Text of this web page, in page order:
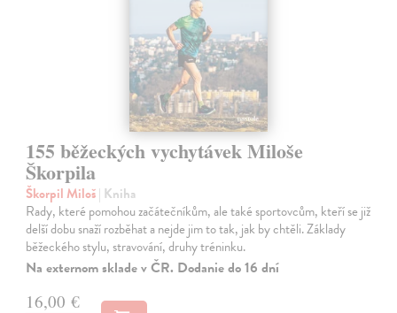
155 běžeckých vychytávek Miloše
Škorpila
Škorpil Miloš| Kniha
Rady, které pomohou začátečníkům, ale také sportovcům, kteří se již
delší dobu snaží rozběhat a nejde jim to tak, jak by chtěli. Základy
běžeckého stylu, stravování, druhy tréninku.
Na externom sklade v ČR. Dodanie do 16 dní
16,00 €